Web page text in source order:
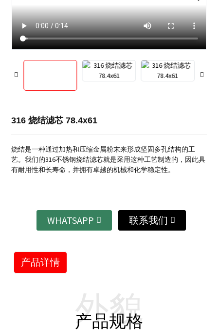
316 烧结滤芯 78.4x61
烧结是一种通过加热和压缩金属粉末来形成坚固多孔结构的工
艺。我们的316不锈钢烧结滤芯就是采用这种工艺制造的，因此具
有耐用性和长寿命，并拥有卓越的机械和化学稳定性。
WHATSAPP 联系我们
产品详情
产品规格
外貌